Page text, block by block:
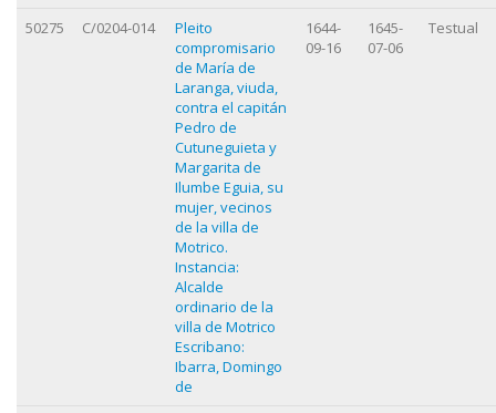
50275 C/0204-014
Pleito
compromisario
de María de
Laranga, viuda,
contra el capitán
Pedro de
Cutuneguieta y
Margarita de
Ilumbe Eguia, su
mujer, vecinos
de la villa de
Motrico.
Instancia:
Alcalde
ordinario de la
villa de Motrico
Escribano:
Ibarra, Domingo
de
1644-
09-16
1645-
07-06
Testual